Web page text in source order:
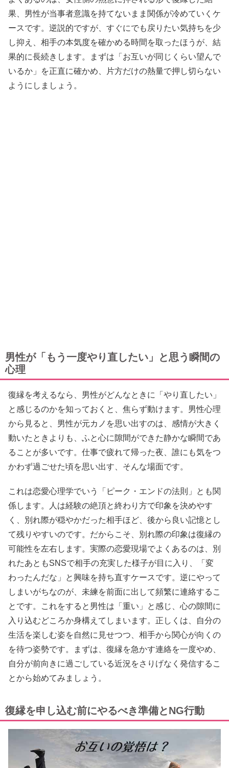
果、男性が当事者意識を持てないまま関係が冷めていくケ
ースです。逆説的ですが、すぐにでも戻りたい気持ちを少
し抑え、相手の本気度を確かめる時間を取ったほうが、結
果的に長続きします。まずは「お互いが同じくらい望んで
いるか」を正直に確かめ、片方だけの熱量で押し切らない
ようにしましょう。
男性が「もう一度やり直したい」と思う瞬間の
心理
復縁を考えるなら、男性がどんなときに「やり直したい」
と感じるのかを知っておくと、焦らず動けます。男性心理
から見ると、男性が元カノを思い出すのは、感情が大きく
動いたときよりも、ふと心に隙間ができた静かな瞬間であ
ることが多いです。仕事で疲れて帰った夜、誰にも気をつ
かわず過ごせた頃を思い出す、そんな場面です。
これは恋愛心理学でいう「ピーク・エンドの法則」とも関
係します。人は経験の絶頂と終わり方で印象を決めやす
く、別れ際が穏やかだった相手ほど、後から良い記憶とし
て残りやすいのです。だからこそ、別れ際の印象は復縁の
可能性を左右します。実際の恋愛現場でよくあるのは、別
れたあともSNSで相手の充実した様子が目に入り、「変
わったんだな」と興味を持ち直すケースです。逆にやって
しまいがちなのが、未練を前面に出して頻繁に連絡するこ
とです。これをすると男性は「重い」と感じ、心の隙間に
入り込むどころか身構えてしまいます。正しくは、自分の
生活を楽しむ姿を自然に見せつつ、相手から関心が向くの
を待つ姿勢です。まずは、復縁を急かす連絡を一度やめ、
自分が前向きに過ごしている近況をさりげなく発信するこ
とから始めてみましょう。
復縁を申し込む前にやるべき準備とNG行動